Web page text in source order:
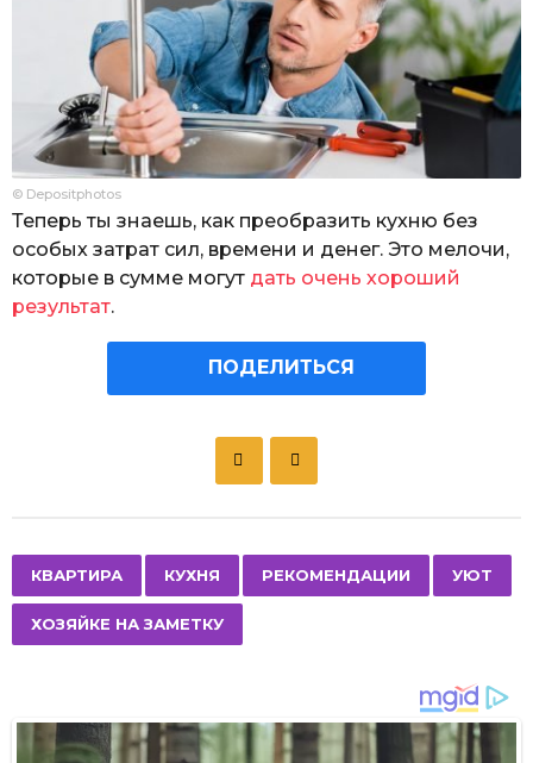
© Depositphotos
Теперь ты знаешь, как преобразить кухню без
особых затрат сил, времени и денег. Это мелочи,
которые в сумме могут дать очень хороший
результат.
ПОДЕЛИТЬСЯ
a
g
a
КВАРТИРА КУХНЯ РЕКОМЕНДАЦИИ УЮТ
ХОЗЯЙКЕ НА ЗАМЕТКУ